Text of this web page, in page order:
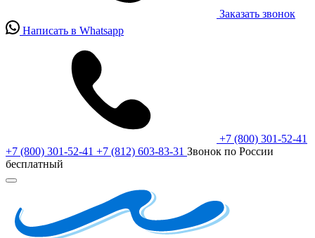
Заказать звонок
Написать в Whatsapp
+7 (800) 301-52-41
+7 (800) 301-52-41 +7 (812) 603-83-31 Звонок по России
бесплатный